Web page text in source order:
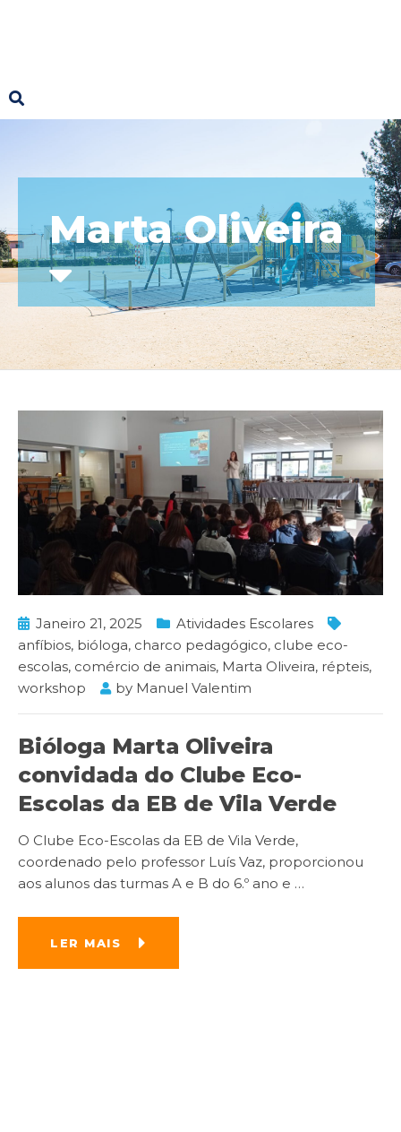
Marta Oliveira
Janeiro 21, 2025
Atividades Escolares
anfíbios, bióloga, charco pedagógico, clube eco-
escolas, comércio de animais, Marta Oliveira, répteis,
workshop
by Manuel Valentim
Bióloga Marta Oliveira
convidada do Clube Eco-
Escolas da EB de Vila Verde
O Clube Eco-Escolas da EB de Vila Verde,
coordenado pelo professor Luís Vaz, proporcionou
aos alunos das turmas A e B do 6.º ano e …
LER MAIS